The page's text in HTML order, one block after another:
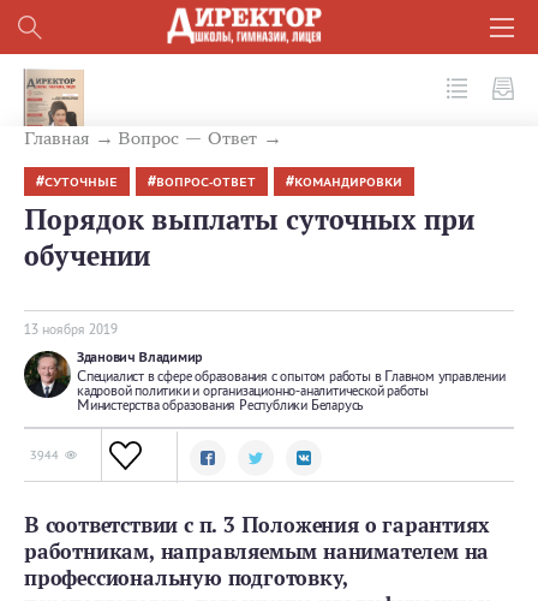
Главная Вопрос — Ответ
СУТОЧНЫЕ ВОПРОС-ОТВЕТ КОМАНДИРОВКИ
Порядок выплаты суточных при
обучении
13 ноября 2019
Зданович Владимир
Специалист в сфере образования с опытом работы в Главном управлении
кадровой политики и организационно-аналитической работы
Министерства образования Республики Беларусь
3944
В соответствии с п. 3 Положения о гарантиях
работникам, направляемым нанимателем на
профессиональную подготовку,